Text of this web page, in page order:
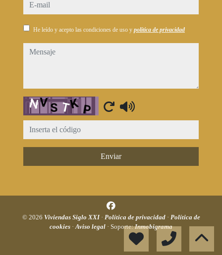
He leído y acepto las condiciones de uso y política de privacidad
mensaje
Captcha
Enviar
© 2026 Viviendas Siglo XXI · Política de privacidad · Política de
cookies ·Aviso legal · Soporte:Inmobigrama